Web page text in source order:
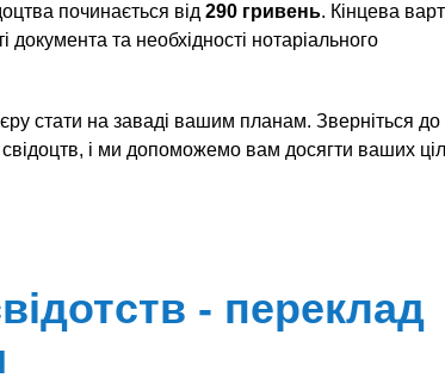
починається від 290 гривень. Кінцева
документа та необхідності нотаріального
стати на заваді вашим планам. Зверніться до
і ми допоможемо вам досягти ваших
- переклад